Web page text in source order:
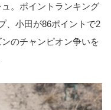
。ポイントランキング
、小田が86ポイントで2
のチャンピオン争いを